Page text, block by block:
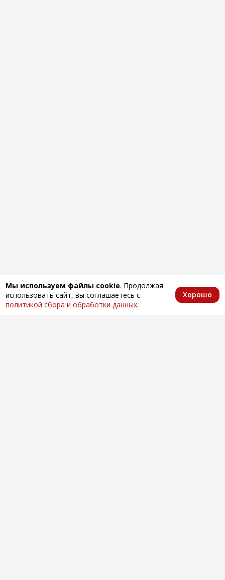
Мы используем файлы cookie. Продолжая
использовать сайт, вы соглашаетесь с
политикой сбора и обработки данных.
Хорошо
Главная КаталогИзбранноеКорзина Аккаунт